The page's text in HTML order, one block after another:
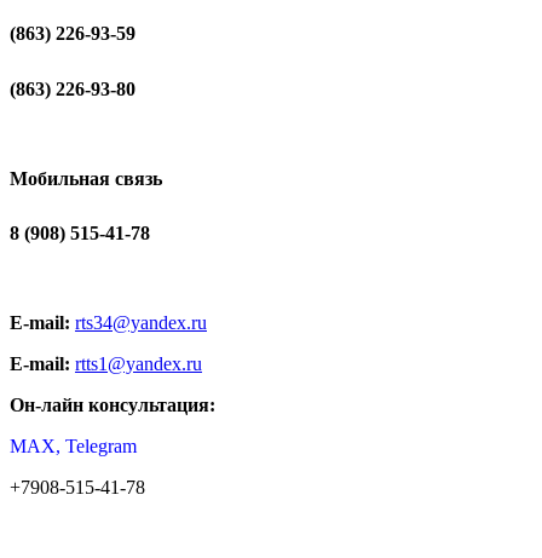
(863) 226-93-59
(863) 226-93-80
Мобильная связь
8 (908) 515-41-78
E-mail: rts34@yandex.ru
E-mail: rtts1@yandex.ru
Он-лайн консультация:
MAX, Telegram
+7908-515-41-78